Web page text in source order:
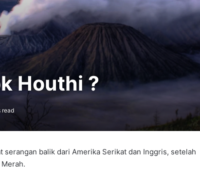
Houthi ?
read
serangan balik dari Amerika Serikat dan Inggris, setelah